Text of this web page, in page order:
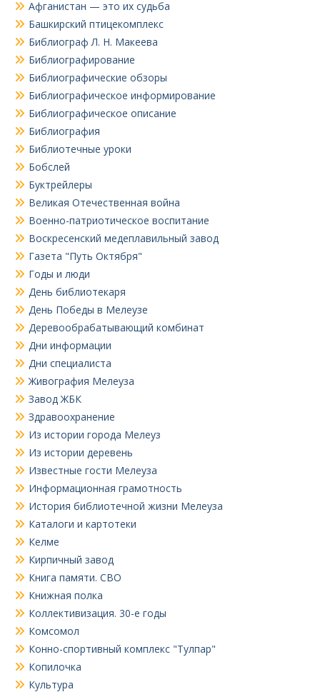
Афганистан — это их судьба
Башкирский птицекомплекс
Библиограф Л. Н. Макеева
Библиографирование
Библиографические обзоры
Библиографическое информирование
Библиографическое описание
Библиография
Библиотечные уроки
Бобслей
Буктрейлеры
Великая Отечественная война
Военно-патриотическое воспитание
Воскресенский медеплавильный завод
Газета "Путь Октября"
Годы и люди
День библиотекаря
День Победы в Мелеузе
Деревообрабатывающий комбинат
Дни информации
Дни специалиста
Живография Мелеуза
Завод ЖБК
Здравоохранение
Из истории города Мелеуз
Из истории деревень
Известные гости Мелеуза
Информационная грамотность
История библиотечной жизни Мелеуза
Каталоги и картотеки
Келме
Кирпичный завод
Книга памяти. СВО
Книжная полка
Коллективизация. 30-е годы
Комсомол
Конно-спортивный комплекс "Тулпар"
Копилочка
Культура